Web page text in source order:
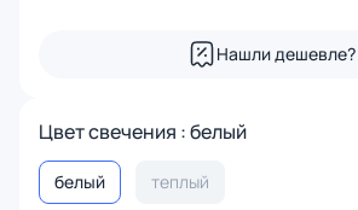
Нашли дешевле?
Цвет свечения : белый
белый теплый